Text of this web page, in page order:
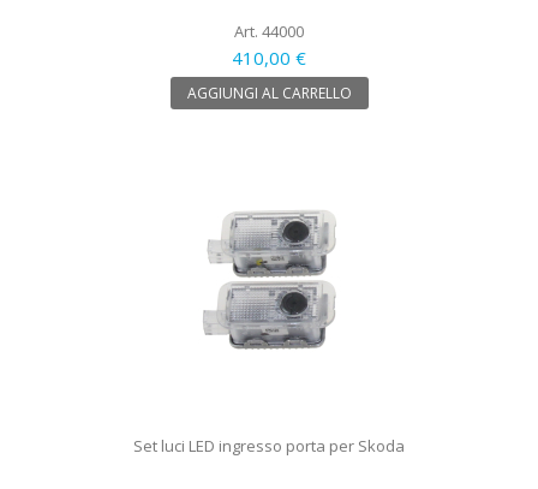
Art. 44000
410,00 €
AGGIUNGI AL CARRELLO
Set luci LED ingresso porta per Skoda